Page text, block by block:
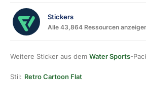
Stickers
Alle 43,864 Ressourcen
Weitere Sticker aus dem Water Sports-
Stil: Retro Cartoon Flat